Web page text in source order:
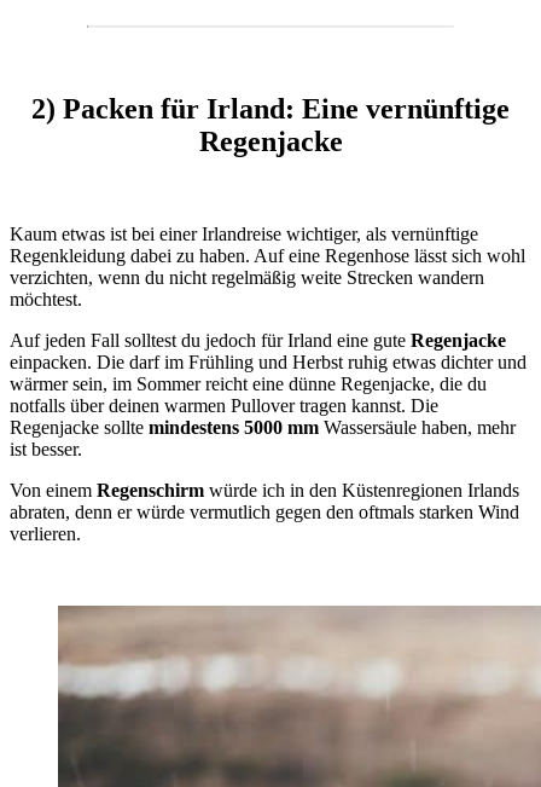
2) Packen für Irland: Eine vernünftige
Regenjacke
Kaum etwas ist bei einer Irlandreise wichtiger, als vernünftige
Regenkleidung dabei zu haben. Auf eine Regenhose lässt sich wohl
verzichten, wenn du nicht regelmäßig weite Strecken wandern
möchtest.
Auf jeden Fall solltest du jedoch für Irland eine gute Regenjacke
einpacken. Die darf im Frühling und Herbst ruhig etwas dichter und
wärmer sein, im Sommer reicht eine dünne Regenjacke, die du
notfalls über deinen warmen Pullover tragen kannst. Die
Regenjacke sollte mindestens 5000 mm Wassersäule haben, mehr
ist besser.
Von einem Regenschirm würde ich in den Küstenregionen Irlands
abraten, denn er würde vermutlich gegen den oftmals starken Wind
verlieren.